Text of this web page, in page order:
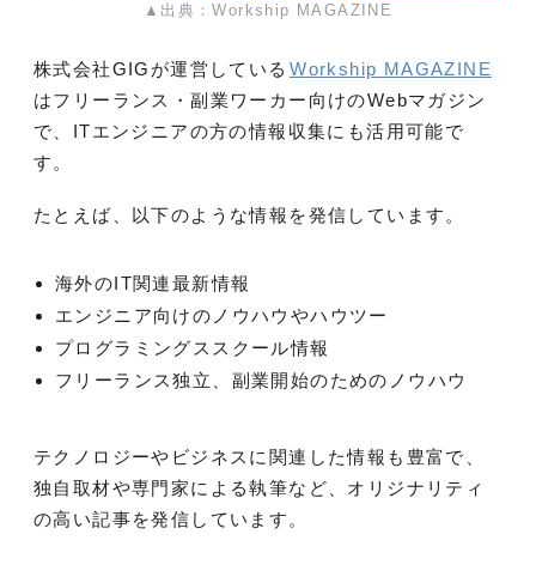
▲出典：Workship MAGAZINE
株式会社GIGが運営している Workship MAGAZINE
はフリーランス・副業ワーカー向けのWebマガジン
で、ITエンジニアの方の情報収集にも活用可能で
す。
たとえば、以下のような情報を発信しています。
海外のIT関連最新情報
エンジニア向けのノウハウやハウツー
プログラミングススクール情報
フリーランス独立、副業開始のためのノウハウ
テクノロジーやビジネスに関連した情報も豊富で、
独自取材や専門家による執筆など、オリジナリティ
の高い記事を発信しています。